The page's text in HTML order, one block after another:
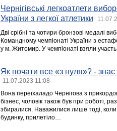
Чернігівські легкоатлети
України з легкої атлетики
Дві срібні та чотири бронзові медалі
Командному чемпіонаті України з
у м. Житомир. У чемпіонаті взяли
Як почати все «з нуля»? -
11.07.2023 11:08
Вона переїхаладо Чернігова з
бізнес, чоловік також був при роботі,
збиралися. Наважилися лише тоді, коли
будинку, прилетіло…